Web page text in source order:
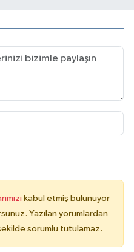
kabul etmiş bulunuyor
Yazılan yorumlardan
sorumlu tutulamaz.